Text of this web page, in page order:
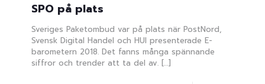
SPO på plats
Sveriges Paketombud var på plats när PostNord,
Svensk Digital Handel och HUI presenterade E-
barometern 2018. Det fanns många spännande
siffror och trender att ta del av. […]